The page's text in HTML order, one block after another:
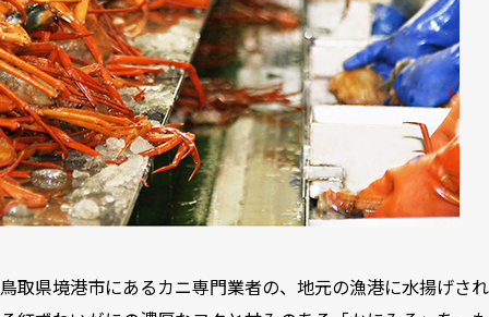
鳥取県境港市にあるカニ専門業者の、地元の漁港に水揚げされ